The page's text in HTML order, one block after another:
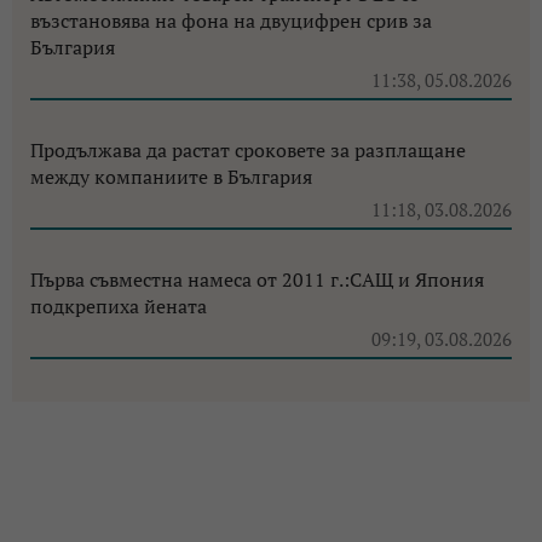
възстановява на фона на двуцифрен срив за
България
11:38, 05.08.2026
Продължава да растат сроковете за разплащане
между компаниите в България
11:18, 03.08.2026
Първа съвместна намеса от 2011 г.:САЩ и Япония
подкрепиха йената
09:19, 03.08.2026